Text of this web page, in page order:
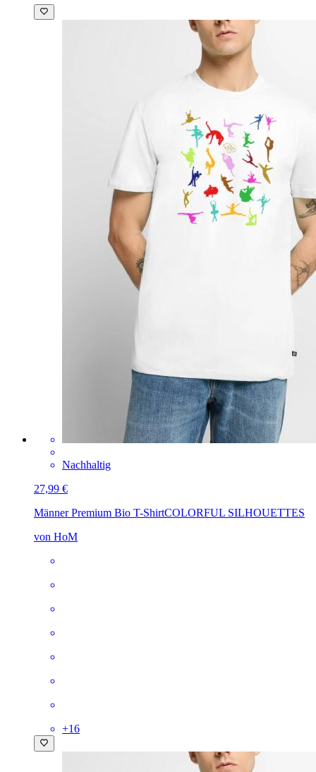
Nachhaltig
27,99 €
Männer Premium Bio T-ShirtCOLORFUL SILHOUETTES
von HoM
+16